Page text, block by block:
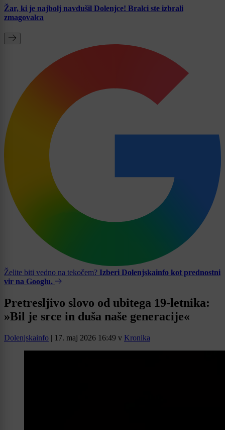
Žar, ki je najbolj navdušil Dolenjce! Bralci ste izbrali
zmagovalca
Želite biti vedno na tekočem? Izberi Dolenjskainfo kot prednostni
vir na Googlu.
Pretresljivo slovo od ubitega 19-letnika:
»Bil je srce in duša naše generacije«
Dolenjskainfo | 17. maj 2026 16:49 v Kronika